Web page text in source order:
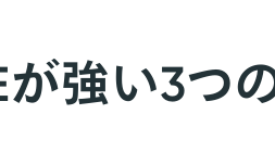
が強い3つ